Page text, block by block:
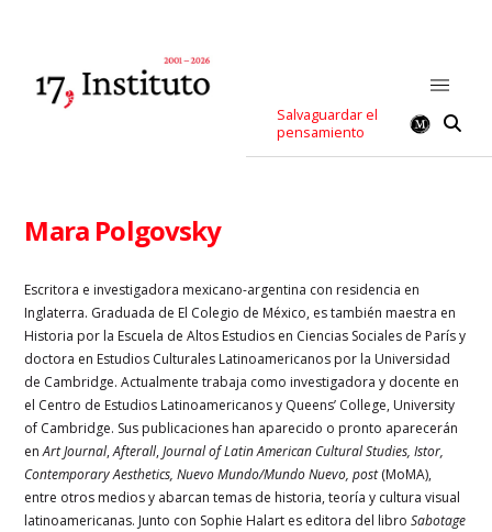
Salvaguardar el
pensamiento
Mara Polgovsky
Escritora e investigadora mexicano-argentina con residencia en
Inglaterra. Graduada de El Colegio de México, es también maestra en
Historia por la Escuela de Altos Estudios en Ciencias Sociales de París y
doctora en Estudios Culturales Latinoamericanos por la Universidad
de Cambridge. Actualmente trabaja como investigadora y docente en
el Centro de Estudios Latinoamericanos y Queens’ College, University
of Cambridge. Sus publicaciones han aparecido o pronto aparecerán
enArt Journal,Afterall,Journal of Latin American Cultural Studies, Istor,
Contemporary Aesthetics, Nuevo Mundo/Mundo Nuevo, post(MoMA),
entre otros medios y abarcan temas de historia, teoría y cultura visual
latinoamericanas. Junto con Sophie Halart es editora del libroSabotage